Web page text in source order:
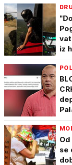
iz
se